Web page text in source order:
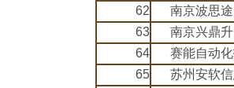
62
南京波思
63
南京兴鼎
64
赛能自动
65
苏州安软